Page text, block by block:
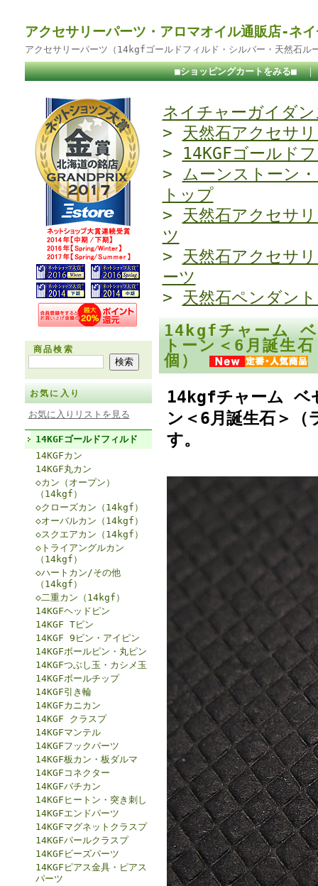
アクセサリーパーツ・アロマオイル通販店-ネ
アクセサリーパーツ（14kgfゴールドフィルド・シルバー・天然石ル
■ショッピングカートをみる■
商品検索
お気に入り
お気に入りリストを見る
14KGFゴールドフィルド
14KGFカン
14KGF丸カン
◇カン（オープン）
（14kgf）
◇クローズカン（14kgf）
◇オーバルカン（14kgf）
◇スクエアカン（14kgf）
◇トライアングルカン
（14kgf）
◇ハートカン/その他
（14kgf）
◇二重カン（14kgf）
14KGFヘッドピン
14KGF Tピン
14KGF 9ピン・アイピン
14KGFボールピン・丸ピン
14KGFつぶし玉・カシメ玉
14KGFボールチップ
14KGF引き輪
14KGFカニカン
14KGF クラスプ
14KGFマンテル
14KGFフックパーツ
14KGF板カン・板ダルマ
14KGFコネクター
14KGFバチカン
14KGFヒートン・突き刺し
14KGFエンドパーツ
14KGFマグネットクラスプ
14KGFパールクラスプ
14KGFビーズパーツ
14KGFピアス金具・ピアス
パーツ
ネイチャーガイダン
> 天然石アクセサ
> 14KGFゴールド
> ムーンストーン
トップ
> 天然石アクセサ
ツ
> 天然石アクセサ
ーツ
> 天然石ペンダン
14kgfチャーム ベ
トーン＜6月誕生
個）
14kgfチャーム ベ
ン＜6月誕生石＞（
す。